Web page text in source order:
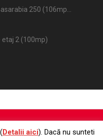
250 (106mp...
etaj 2 (100mp)
Detalii aici). Dacă nu sunteti